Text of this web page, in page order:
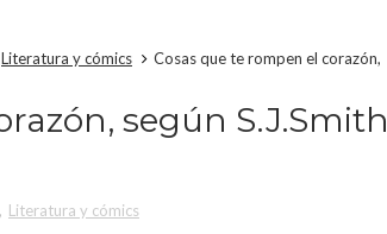
Literatura y cómics
Cosas que te rompen el corazón,
según S.J.Smith
, Literatura y cómics